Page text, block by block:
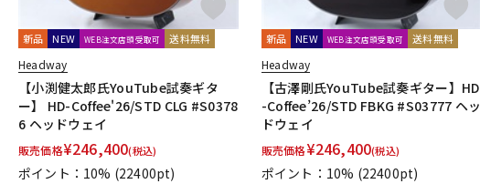
新品 NEW WEB注文店頭受取可 送料無料
Headway
【小渕健太郎氏YouTube試奏ギタ
ー】 HD-Coffee'26/STD CLG #S0378
6 ヘッドウェイ
販売価格¥246,400(税込)
ポイント：10% (22400pt)
新品 NEW WEB注文店頭受取可 送料無料
Headway
【古澤剛氏YouTube試奏ギター】HD
-Coffee’26/STD FBKG #S03777 ヘッ
ドウェイ
販売価格¥246,400(税込)
ポイント：10% (22400pt)